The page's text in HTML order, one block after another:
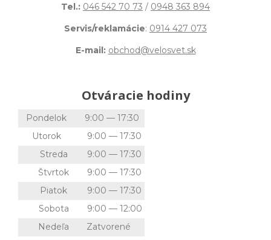
Tel.: 046 542 70 73 / 0948 363 894
Servis/reklamácie: 0914 427 073
E-mail: obchod@velosvet.sk
Otváracie hodiny
Pondelok
9:00 — 17:30
Utorok
9:00 — 17:30
Streda
9:00 — 17:30
Štvrtok
9:00 — 17:30
Piatok
9:00 — 17:30
Sobota
9:00 — 12:00
Nedeľa
Zatvorené